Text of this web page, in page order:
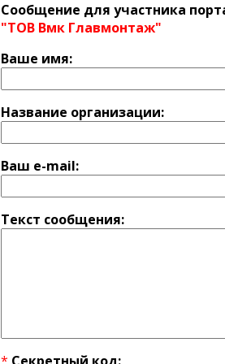
Сообщение для участника
"ТОВ Вмк Главмонтаж"
Ваше имя:
Название оргaнизации:
Ваш e-mail:
Текст сообщения: